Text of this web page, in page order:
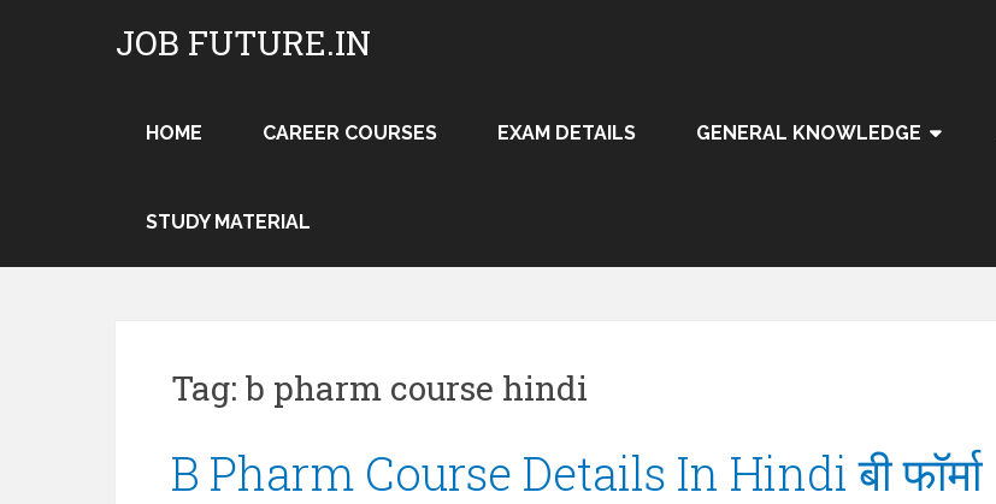
JOB FUTURE.IN
HOME CAREER COURSES EXAM DETAILS GENERAL KNOWLEDGE
STUDY MATERIAL
Tag: b pharm course hindi
B Pharm Course Details In Hindi बी फॉर्मा